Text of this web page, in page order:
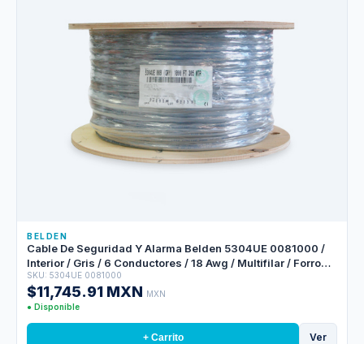
BELDEN
Cable De Seguridad Y Alarma Belden 5304UE 0081000 /
Interior / Gris / 6 Conductores / 18 Awg / Multifilar / Forro
Pvc / Cmr / Bobina / 1,000 Pies 305 Metros
SKU: 5304UE 0081000
$11,745.91 MXN MXN
● Disponible
+ Carrito Ver